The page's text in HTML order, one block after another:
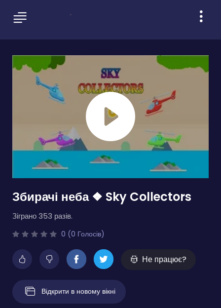
Збирачі неба ❖ Sky Collectors
Зіграно 353 разів.
0 (0 Голосів)
Не працює?
Відкрити в новому вікні